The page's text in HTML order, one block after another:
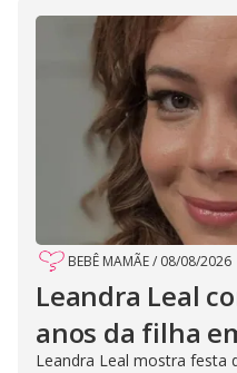
BEBÊ MAMÃE/ 08/08/2026
Leandra Leal
anos da filha
Leandra Leal mostra festa